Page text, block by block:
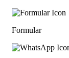
Formular